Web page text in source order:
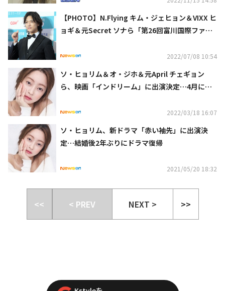
【PHOTO】N.Flying キム・ジェヒョン＆VIXX ヒ
ョギ＆元Secret ソナら「第26回富川国際ファン
（動画あり）
2022/07/08 10:54
ソ・ヒョリム＆オ・ジホ＆元April チェギョン
ら、映画「インドリーム」に出演決定…4月にク
2022/03/18 16:07
ソ・ヒョリム、新ドラマ「赤い袖先」に出演決
定…結婚後2年ぶりにドラマ復帰
2021/05/20 18:32
<< < PREV NEXT > >>